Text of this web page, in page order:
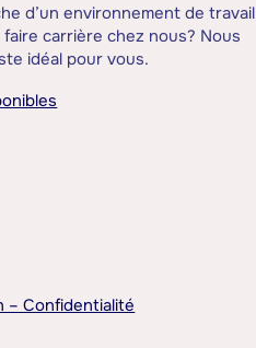
d’un environnement de travail
carrière chez nous? Nous
idéal pour vous.
– Confidentialité